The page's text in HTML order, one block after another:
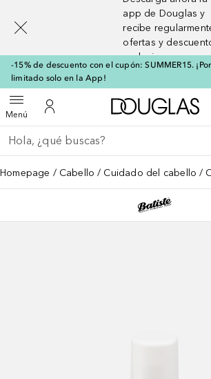
app de Douglas y
recibe
ofertas y
exclusivos
-15% de descuento con el cupón: SUMMER15.
limitado solo en la App!
MenúAbrir menúMi cuenta
A
Regresar
Ejecutar búsqueda
Homepage Cabello Cuidado del cabello
[navigation.slideout.screenreader]